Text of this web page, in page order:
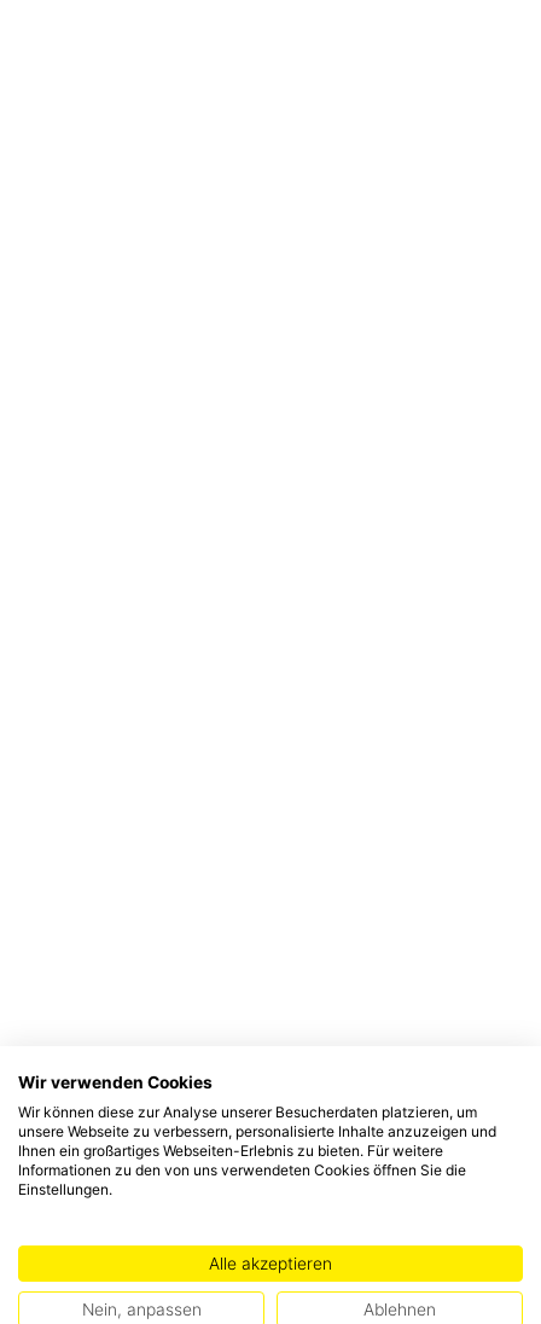
Wir verwenden Cookies
Wir können diese zur Analyse unserer Besucherdaten platzieren, um
unsere Webseite zu verbessern, personalisierte Inhalte anzuzeigen und
Ihnen ein großartiges Webseiten-Erlebnis zu bieten. Für weitere
Informationen zu den von uns verwendeten Cookies öffnen Sie die
Einstellungen.
Alle akzeptieren
Nein, anpassen Ablehnen